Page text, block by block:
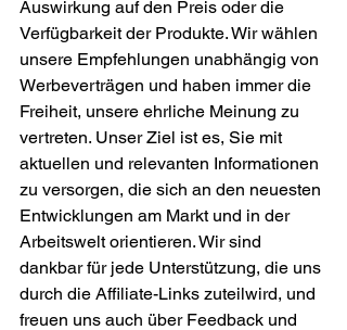
Auswirkung auf den Preis oder die
Verfügbarkeit der Produkte. Wir wählen
unsere Empfehlungen unabhängig von
Werbeverträgen und haben immer die
Freiheit, unsere ehrliche Meinung zu
vertreten. Unser Ziel ist es, Sie mit
aktuellen und relevanten Informationen
zu versorgen, die sich an den neuesten
Entwicklungen am Markt und in der
Arbeitswelt orientieren. Wir sind
dankbar für jede Unterstützung, die uns
durch die Affiliate-Links zuteilwird, und
freuen uns auch über Feedback und